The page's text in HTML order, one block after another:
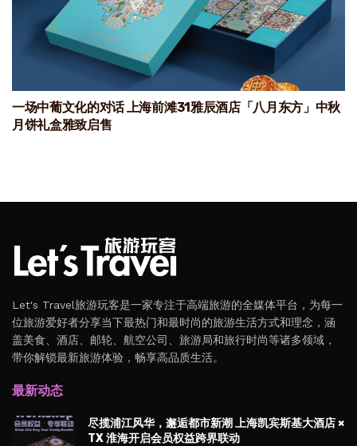
一场中葡文化的对话 上海前滩31雅辰酒店「八月东方」中秋
月饼礼盒雅致启售
Let's Travel旅游玩客是一家专注于高端旅游的全媒体平台，为每一
位旅游爱好者分享当下最热门和最时尚的旅游生活方式和理念，涵
盖美食、酒店、邮轮、航空公司、旅游局和旅行时尚等诸多领域，
带你解锁最新旅游体验，畅享高品质生活。
最新动态
尽揽浦江风华，邂逅都市新潮 上海凯宾斯基大酒店 ×
TX 淮海开启会员权益跨界联动